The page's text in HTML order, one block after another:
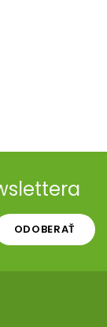
ODOBERAŤ